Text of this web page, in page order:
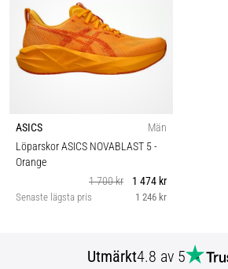
ASICS
Män
Löparskor ASICS NOVABLAST 5-
Orange
1 700 kr
1 474 kr
Senaste lägsta pris 1 246 kr
Utmärkt4.8 av 5